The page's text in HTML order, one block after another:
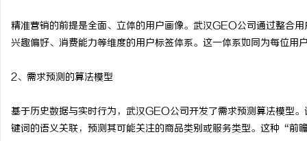
精准营销的前提是全面、立体的用户画像。武汉GEO公司通过整合
兴趣偏好、消费能力等维度的用户标签体系。这一体系如同为每位
2、需求预测的算法模型
基于历史数据与实时行为，武汉GEO公司开发了需求预测算法模型
键词的语义关联，预测其可能关注的商品类别或服务类型。这种“